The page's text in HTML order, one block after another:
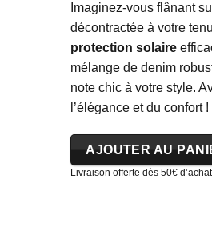
Imaginez-vous flânant
décontractée à votre
protection solaire
mélange de denim
note chic à votre style.
l’élégance et du confort !
AJOUTER AU
Livraison offerte dès 50€